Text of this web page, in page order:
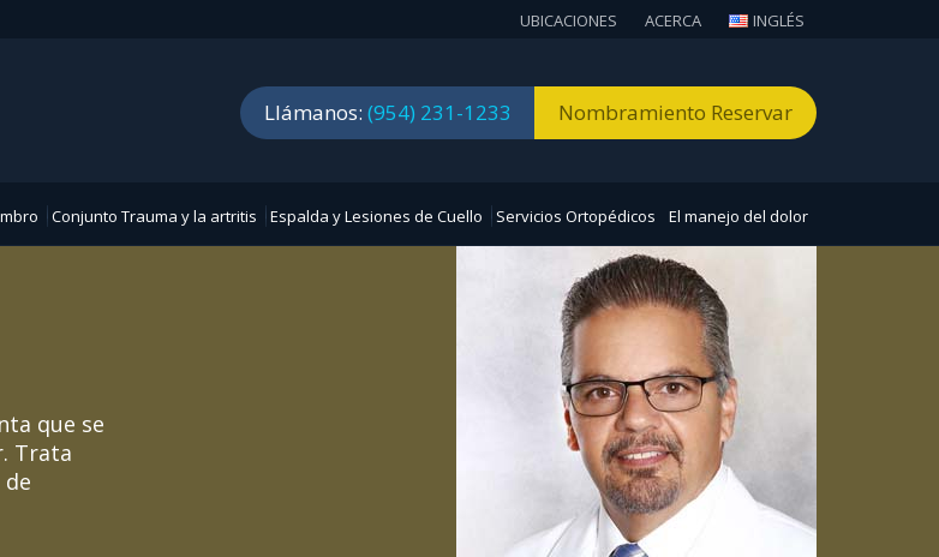
UBICACIONES ACERCA INGLÉS
Llámanos: (954) 231-1233 Nombramiento Reservar
Conjunto Trauma y la artritis Espalda y Lesiones de Cuello Servicios Ortopédicos El manejo del dolor
que se
Trata